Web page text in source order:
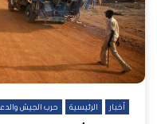
أخبار الرئيسية حرب الجيش